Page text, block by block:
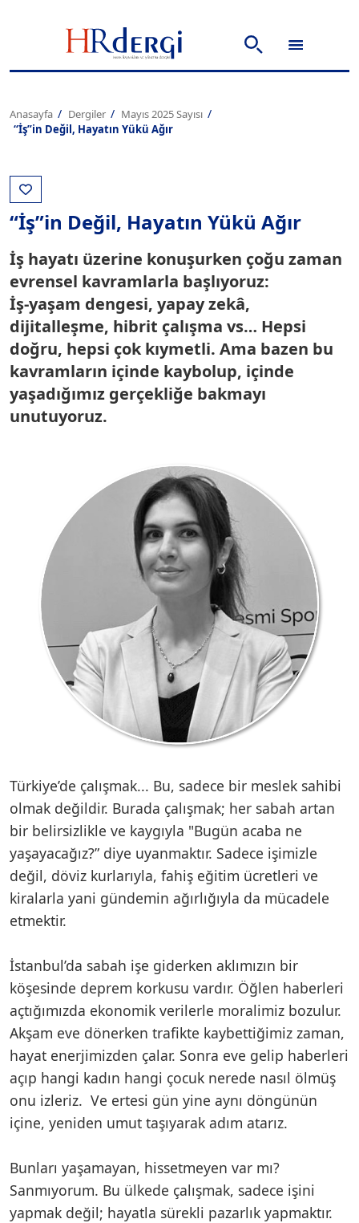
Anasayfa Dergiler
Mayıs 2025 Sayısı
“İş”in Değil, Hayatın Yükü Ağır
“İş”in Değil, Hayatın Yükü Ağır
İş hayatı üzerine konuşurken çoğu zaman
evrensel kavramlarla başlıyoruz:
İş-yaşam dengesi, yapay zekâ,
dijitalleşme, hibrit çalışma vs… Hepsi
doğru, hepsi çok kıymetli. Ama bazen bu
kavramların içinde kaybolup, içinde
yaşadığımız gerçekliğe bakmayı
unutuyoruz.
Türkiye’de çalışmak... Bu, sadece bir meslek sahibi
olmak değildir. Burada çalışmak; her sabah artan
bir belirsizlikle ve kaygıyla "Bugün acaba ne
yaşayacağız?” diye uyanmaktır. Sadece işimizle
değil, döviz kurlarıyla, fahiş eğitim ücretleri ve
kiralarla yani gündemin ağırlığıyla da mücadele
etmektir.
İstanbul’da sabah işe giderken aklımızın bir
köşesinde deprem korkusu vardır. Öğlen haberleri
açtığımızda ekonomik verilerle moralimiz bozulur.
Akşam eve dönerken trafikte kaybettiğimiz zaman,
hayat enerjimizden çalar. Sonra eve gelip haberleri
açıp hangi kadın hangi çocuk nerede nasıl ölmüş
onu izleriz. Ve ertesi gün yine aynı döngünün
içine, yeniden umut taşıyarak adım atarız.
Bunları yaşamayan, hissetmeyen var mı?
Sanmıyorum. Bu ülkede çalışmak, sadece işini
yapmak değil; hayatla sürekli pazarlık yapmaktır.